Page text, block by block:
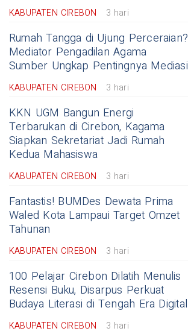
KABUPATEN CIREBON 3 hari
Rumah Tangga di Ujung Perceraian?
Mediator Pengadilan Agama
Sumber Ungkap Pentingnya Mediasi
KABUPATEN CIREBON 3 hari
KKN UGM Bangun Energi
Terbarukan di Cirebon, Kagama
Siapkan Sekretariat Jadi Rumah
Kedua Mahasiswa
KABUPATEN CIREBON 3 hari
Fantastis! BUMDes Dewata Prima
Waled Kota Lampaui Target Omzet
Tahunan
KABUPATEN CIREBON 3 hari
100 Pelajar Cirebon Dilatih Menulis
Resensi Buku, Disarpus Perkuat
Budaya Literasi di Tengah Era Digital
KABUPATEN CIREBON 3 hari